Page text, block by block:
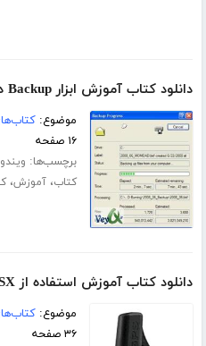
دانلود کتاب آموزش ابزار Backup در ویندوز XP
موضوع:
۱۶ صفحه
برچسب‌ها:
کتاب،آموزش،
دانلود کتاب آموزش استفاده از GPS MAP60CSX
موضوع:
۳۶ صفحه